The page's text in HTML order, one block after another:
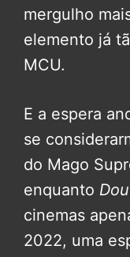
mergulho
elemento já
MCU.
E a espera
se
do Mago
enquanto
cinemas
2022, uma